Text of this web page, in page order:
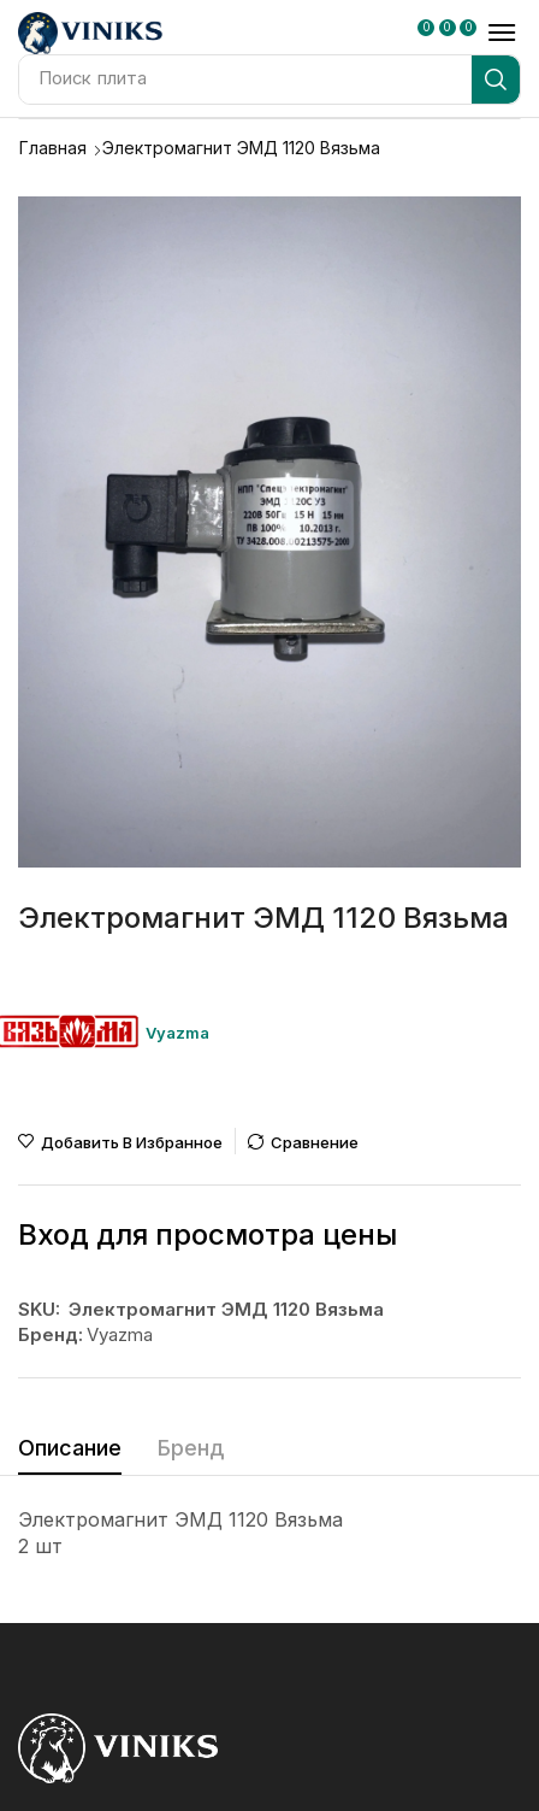
Поиск блендер
0 0 0
Главная Электромагнит ЭМД 1120 Вязьма
Электромагнит ЭМД 1120 Вязьма
Vyazma
Добавить В Избранное Сравнение
Вход для просмотра цены
SKU: Электромагнит ЭМД 1120 Вязьма
Бренд: Vyazma
Описание Бренд
Электромагнит ЭМД 1120 Вязьма
2 шт